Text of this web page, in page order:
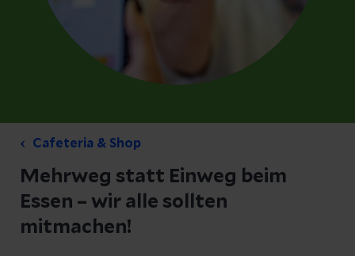
Cafeteria & Shop
Mehrweg statt Einweg beim
Essen – wir alle sollten
mitmachen!